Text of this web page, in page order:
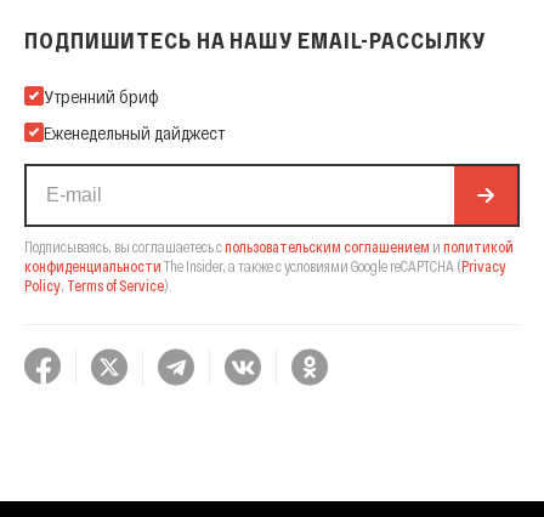
ПОДПИШИТЕСЬ НА НАШУ EMAIL-РАССЫЛКУ
Подпишитесь на нашу Email-рассылку
Утренний бриф
Еженедельный дайджест
Подписываясь, вы соглашаетесь спользовательским соглашением и политикой
конфиденциальности The Insider, а также с условиями Google reCAPTCHA (Privacy
Policy Terms of Service).